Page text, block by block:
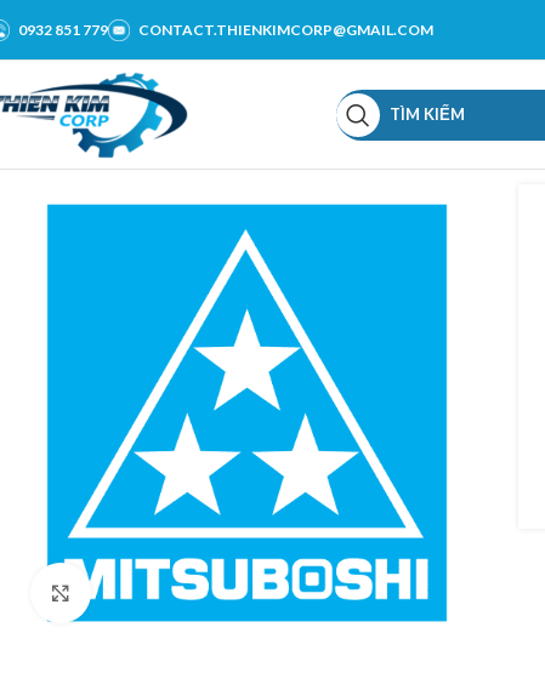
0932 851 779 CONTACT.THIENKIMCORP@GMAIL.COM
TÌM KIẾM
Click to enlarge